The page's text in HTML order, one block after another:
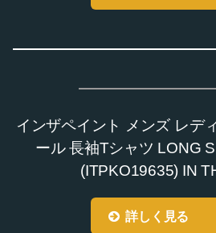
インザペイント メンズ レデ
ール 長袖Tシャツ LONG
(ITPKO19635) IN
詳しく見る